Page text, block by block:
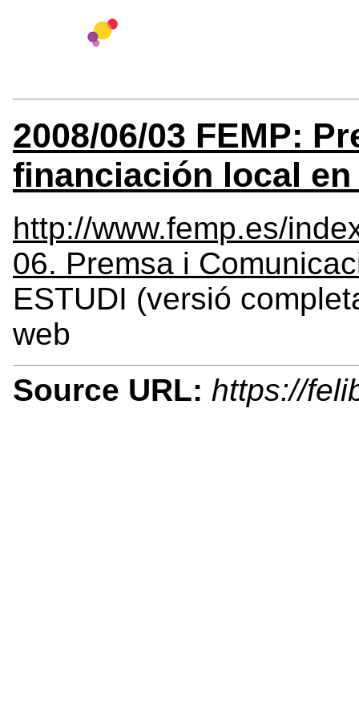
2008/06/03 FEMP:
financiación local
http://www.femp.es/
06. Premsa i
ESTUDI (versió
web
Source URL: https://